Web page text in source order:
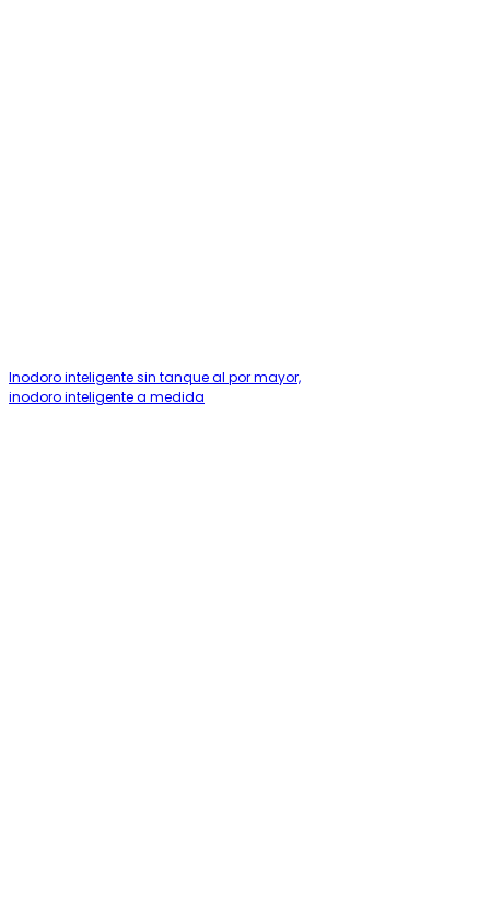
Inodoro inteligente sin tanque al por mayor,
inodoro inteligente a medida